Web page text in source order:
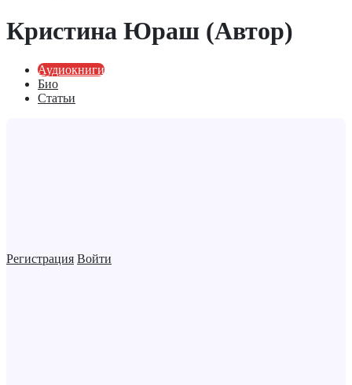
Регистрация Войти
Кристина Юраш (Автор)
Аудиокниги
Био
Статьи